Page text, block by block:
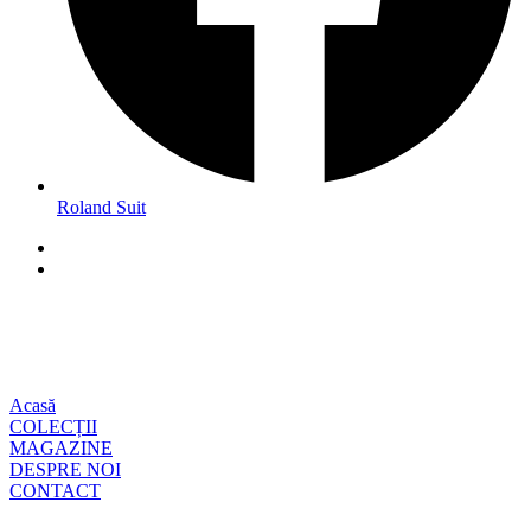
Roland Suit
Acasă
COLECȚII
MAGAZINE
DESPRE NOI
CONTACT